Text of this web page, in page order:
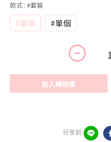
款式 : #套裝
#套裝 #單個
加入購物車
分享到